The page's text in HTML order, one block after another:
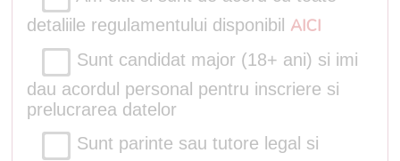
detaliile regulamentului disponibil AICI
Sunt candidat major (18+ ani) si imi
dau acordul personal pentru inscriere si
prelucrarea datelor
Sunt parinte sau tutore legal si